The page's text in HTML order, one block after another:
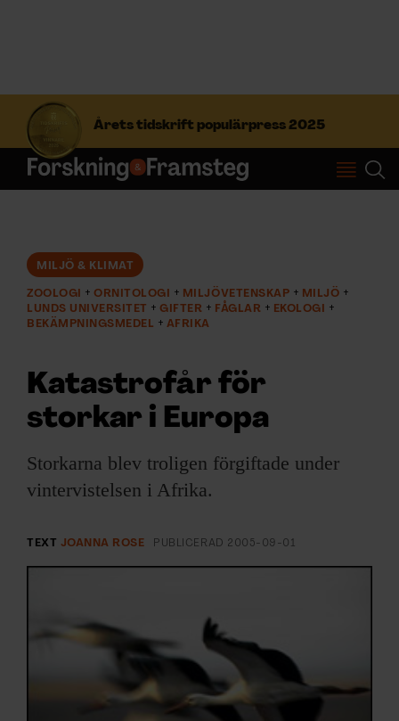
Årets tidskrift populärpress 2025
S
f
t
Prenumerera
NYHETSBREV
ARKIV & E-TIDNING
LYSSNA/PODD
EVENEMANG & RESOR
SHOP
SKRIV I F&F
PRENUMERERA PÅ F&F
MILJÖ & KLIMAT
ZOOLOGI ORNITOLOGI MILJÖVETENSKAP
MILJÖ
LUNDS UNIVERSITET
GIFTER FÅGLAR
EKOLOGI
BEKÄMPNINGSMEDEL
AFRIKA
Katastrofår för
storkar i Europa
Storkarna blev troligen förgiftade under
vintervistelsen i Afrika.
TEXT JOANNA ROSE PUBLICERAD 2005-09-01